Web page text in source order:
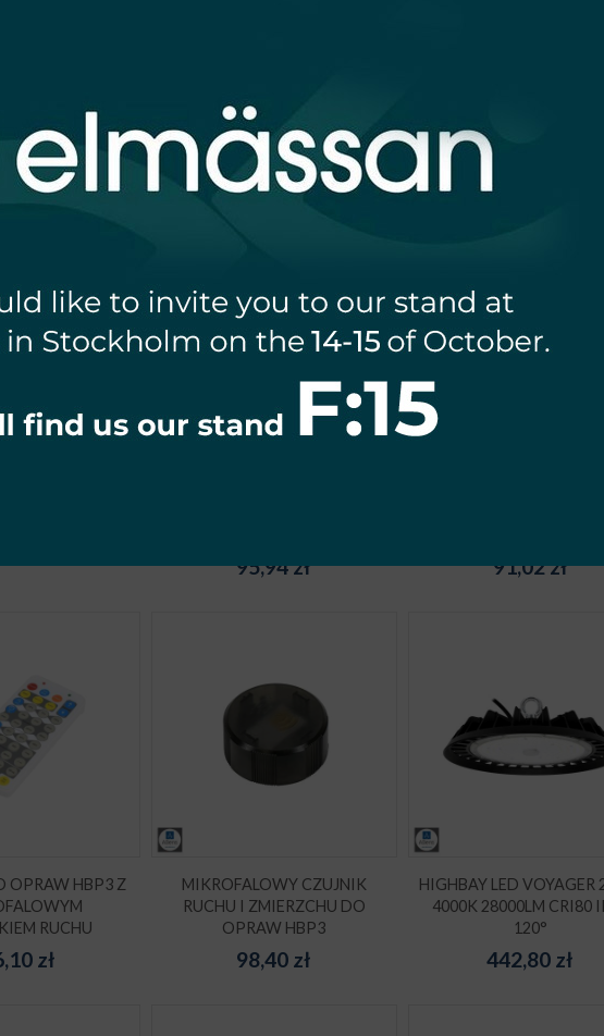
TILL
200W
zł
MONTERINGSHANDTAG TILL
HBV2 100W i 150W
55,35zł
MONTERINGSHANDTAG
HBU3 200W
95,94zł 91,02zł
OPRAW HBP3 Z
RUCHU
zł
MIKROFALOWY CZUJNIK
RUCHU I ZMIERZCHU DO
OPRAW HBP3
98,40 zł
HIGHBAY LED VOYAGER
4000K 28000LM CRI80
120°
442,80 zł